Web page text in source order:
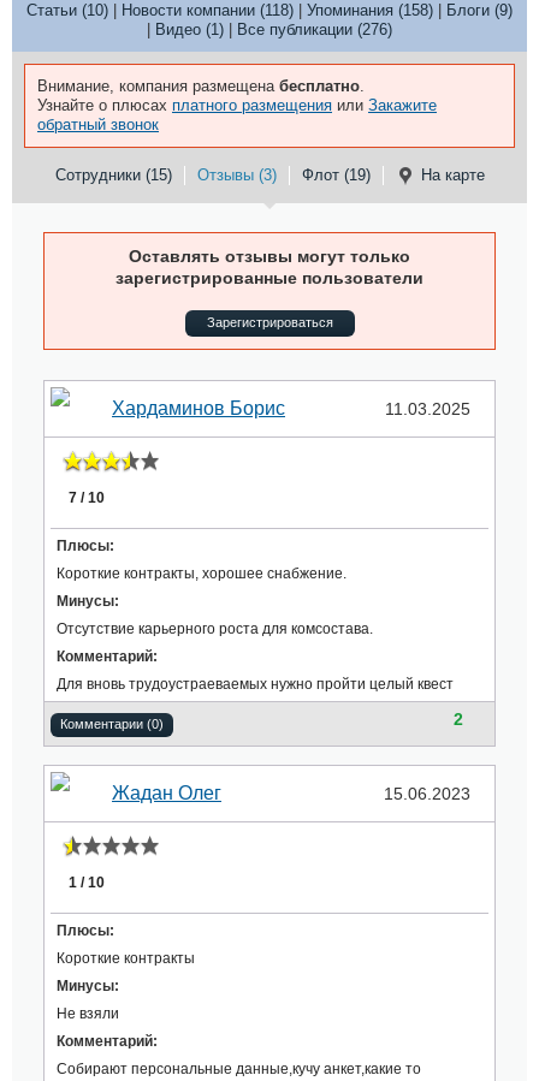
Статьи (10) Новости компании (118) Упоминания (158)
Блоги (9)
Видео (1) Все публикации (276)
Внимание, компания размещена бесплатно.
Узнайте о плюсах платного размещения или Закажите
обратный звонок
Сотрудники (15) Отзывы (3) Флот (19) На карте
Оставлять отзывы могут только
зарегистрированные пользователи
Зарегистрироваться
Хардаминов Борис 11.03.2025
7 / 10
Плюсы:
Короткие контракты, хорошее снабжение.
Минусы:
Отсутствие карьерного роста для комсостава.
Комментарий:
Для вновь трудоустраеваемых нужно пройти целый квест
Комментарии (0) 2
Жадан Олег 15.06.2023
1 / 10
Плюсы:
Короткие контракты
Минусы:
Не взяли
Комментарий:
Собирают персональные данные,кучу анкет,какие то